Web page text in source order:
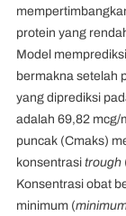
protein yang
Model
bermakna setelah
yang diprediksi
adalah 69,82 mcg/
puncak (Cmaks)
konsentrasitrough
Konsentrasi obat
minimum (